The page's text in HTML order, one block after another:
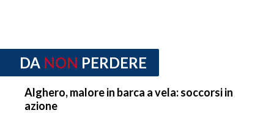
DA NON PERDERE
Alghero, malore in barca a vela: soccorsi in
azione